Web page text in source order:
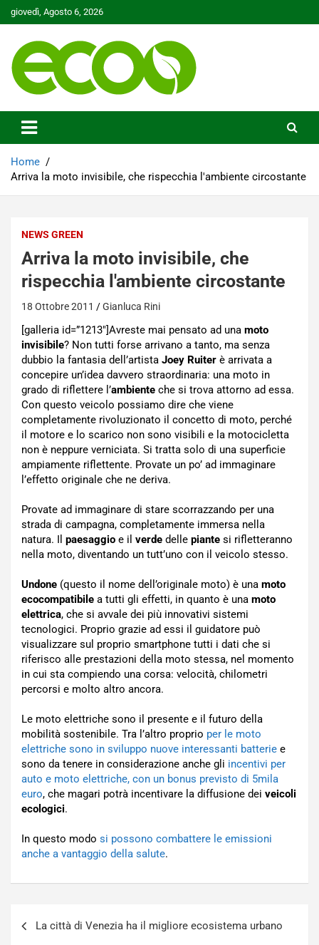
Skip
to
giovedì, Agosto 6, 2026
Ecoo.it
Home
Arriva la moto invisibile, che rispecchia l'ambiente circostante
NEWS GREEN
Arriva la moto invisibile, che
rispecchia l'ambiente circostante
18 Ottobre 2011 Gianluca Rini
[galleria id=”1213″]Avreste mai pensato ad una moto
invisibile? Non tutti forse arrivano a tanto, ma senza
dubbio la fantasia dell’artista Joey Ruiter è arrivata a
concepire un’idea davvero straordinaria: una moto in
grado di riflettere l’ambiente che si trova attorno ad essa.
Con questo veicolo possiamo dire che viene
completamente rivoluzionato il concetto di moto, perché
il motore e lo scarico non sono visibili e la motocicletta
non è neppure verniciata. Si tratta solo di una superficie
ampiamente riflettente. Provate un po’ ad immaginare
l’effetto originale che ne deriva.
Provate ad immaginare di stare scorrazzando per una
strada di campagna, completamente immersa nella
natura. Il paesaggio e il verde delle piante si rifletteranno
nella moto, diventando un tutt’uno con il veicolo stesso.
Undone (questo il nome dell’originale moto) è una moto
ecocompatibile a tutti gli effetti, in quanto è una moto
elettrica, che si avvale dei più innovativi sistemi
tecnologici. Proprio grazie ad essi il guidatore può
visualizzare sul proprio smartphone tutti i dati che si
riferisco alle prestazioni della moto stessa, nel momento
in cui sta compiendo una corsa: velocità, chilometri
percorsi e molto altro ancora.
Le moto elettriche sono il presente e il futuro della
mobilità sostenibile. Tra l’altro proprio per le moto
elettriche sono in sviluppo nuove interessanti batterie e
sono da tenere in considerazione anche gli incentivi per
auto e moto elettriche, con un bonus previsto di 5mila
euro, che magari potrà incentivare la diffusione dei veicoli
ecologici.
In questo modo si possono combattere le emissioni
anche a vantaggio della salute.
La città di Venezia ha il migliore ecosistema urbano